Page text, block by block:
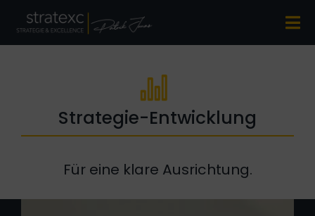
Inhalt
springen
Strategie-Entwicklung
Für eine klare Ausrichtung.